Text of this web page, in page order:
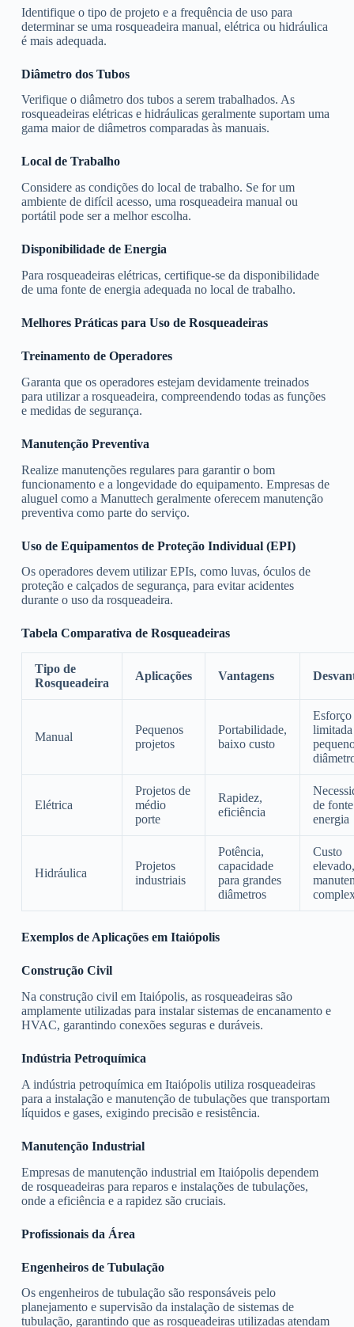
Identifique o tipo de projeto e a frequência de uso para
determinar se uma rosqueadeira manual, elétrica ou hidráulica
é mais adequada.
Diâmetro dos Tubos
Verifique o diâmetro dos tubos a serem trabalhados. As
rosqueadeiras elétricas e hidráulicas geralmente suportam uma
gama maior de diâmetros comparadas às manuais.
Local de Trabalho
Considere as condições do local de trabalho. Se for um
ambiente de difícil acesso, uma rosqueadeira manual ou
portátil pode ser a melhor escolha.
Disponibilidade de Energia
Para rosqueadeiras elétricas, certifique-se da disponibilidade
de uma fonte de energia adequada no local de trabalho.
Melhores Práticas para Uso de Rosqueadeiras
Treinamento de Operadores
Garanta que os operadores estejam devidamente treinados
para utilizar a rosqueadeira, compreendendo todas as funções
e medidas de segurança.
Manutenção Preventiva
Realize manutenções regulares para garantir o bom
funcionamento e a longevidade do equipamento. Empresas de
aluguel como a Manuttech geralmente oferecem manutenção
preventiva como parte do serviço.
Uso de Equipamentos de Proteção Individual (EPI)
Os operadores devem utilizar EPIs, como luvas, óculos de
proteção e calçados de segurança, para evitar acidentes
durante o uso da rosqueadeira.
Tabela Comparativa de Rosqueadeiras
Tipo de
Rosqueadeira
Aplicações Vantagens
Manual
Pequenos
projetos
Portabilidade,
baixo custo
limitada
Elétrica
Projetos de
médio
porte
Rapidez,
eficiência
de
energia
Hidráulica
Projetos
industriais
Potência,
capacidade
para grandes
diâmetros
Custo
elevado,
Exemplos de Aplicações em Itaiópolis
Construção Civil
Na construção civil em Itaiópolis, as rosqueadeiras são
amplamente utilizadas para instalar sistemas de encanamento e
HVAC, garantindo conexões seguras e duráveis.
Indústria Petroquímica
A indústria petroquímica em Itaiópolis utiliza rosqueadeiras
para a instalação e manutenção de tubulações que transportam
líquidos e gases, exigindo precisão e resistência.
Manutenção Industrial
Empresas de manutenção industrial em Itaiópolis dependem
de rosqueadeiras para reparos e instalações de tubulações,
onde a eficiência e a rapidez são cruciais.
Profissionais da Área
Engenheiros de Tubulação
Os engenheiros de tubulação são responsáveis pelo
planejamento e supervisão da instalação de sistemas de
tubulação, garantindo que as rosqueadeiras utilizadas atendam